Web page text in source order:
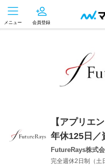
メニュー 会員登録
【アプリエ
年休125日／
FutureRays株式
完全週休2日制（土